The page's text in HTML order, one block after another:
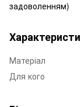
задоволенням)
Матеріал
Для кого